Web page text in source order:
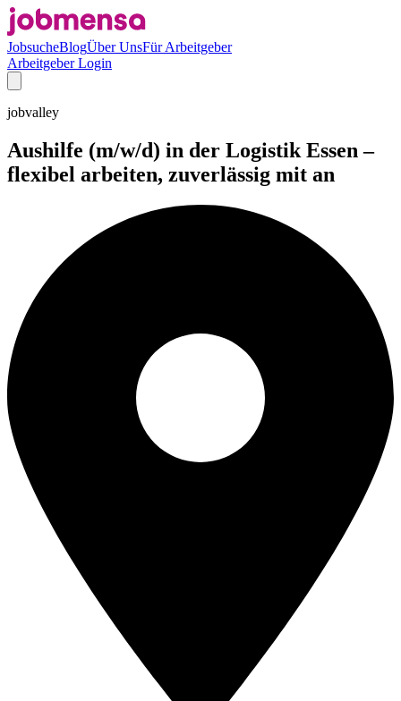
JobsucheBlogÜber UnsFür Arbeitgeber
Arbeitgeber Login
jobvalley
Aushilfe (m/w/d) in der Logistik Essen –
flexibel arbeiten, zuverlässig mit an